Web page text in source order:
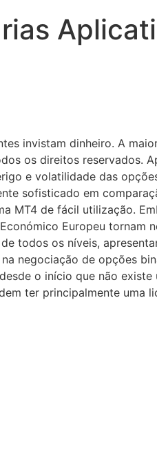
invistam dinheiro. A
os direitos reservados.
e volatilidade das
sofisticado em
MT4 de fácil utilização.
Europeu tornam
todos os níveis,
negociação de opções
o início que não existe
ter principalmente uma